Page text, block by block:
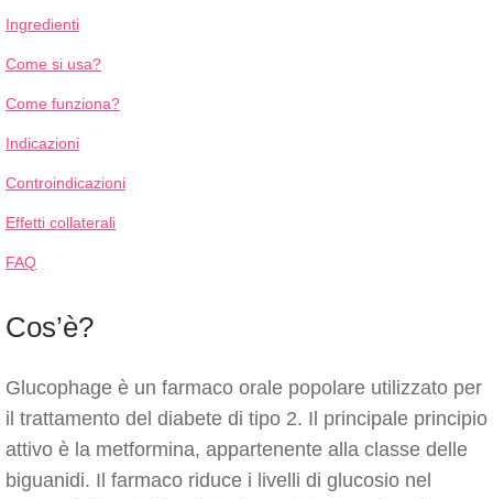
Ingredienti
Come si usa?
Come funziona?
Indicazioni
Controindicazioni
Effetti collaterali
FAQ
Cos’è?
Glucophage è un farmaco orale popolare utilizzato per
il trattamento del diabete di tipo 2. Il principale principio
attivo è la metformina, appartenente alla classe delle
biguanidi. Il farmaco riduce i livelli di glucosio nel